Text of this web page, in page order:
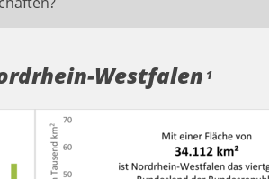
Westfalen1